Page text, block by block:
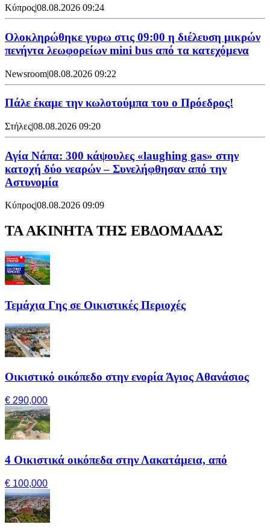
Κύπρος|08.08.2026 09:24
Ολοκληρώθηκε γυρω στις 09:00 η διέλευση μικρών
πενήντα λεωφορείων mini bus από τα κατεχόμενα
Newsroom|08.08.2026 09:22
Πάλε έκαμε την κωλοτούμπα του ο Πρόεδρος!
Στήλες|08.08.2026 09:20
Αγία Νάπα: 300 κάψουλες «laughing gas» στην
κατοχή δύο νεαρών – Συνελήφθησαν από την
Αστυνομία
Κύπρος|08.08.2026 09:09
ΤΑ ΑΚΙΝΗΤΑ ΤΗΣ ΕΒΔΟΜΑΔΑΣ
Τεμάχια Γης σε Οικιστικές Περιοχές
Οικιστικό οικόπεδο στην ενορία Άγιος Αθανάσιος
€ 290,000
4 Οικιστικά οικόπεδα στην Λακατάμεια, από
€ 100,000